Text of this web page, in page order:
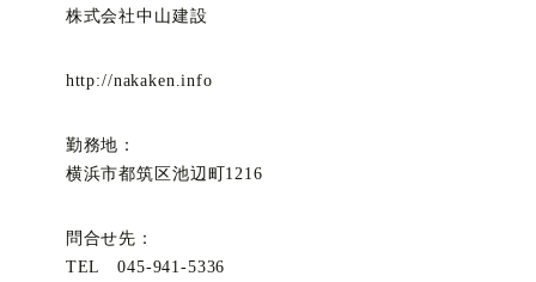
株式会社中山建設
http://nakaken.info
勤務地：
横浜市都筑区池辺町1216
問合せ先：
TEL 045-941-5336